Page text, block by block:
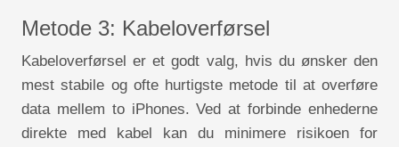
Metode 3: Kabeloverførsel
Kabeloverførsel er et godt valg, hvis du ønsker den
mest stabile og ofte hurtigste metode til at overføre
data mellem to iPhones. Ved at forbinde enhederne
direkte med kabel kan du minimere risikoen for